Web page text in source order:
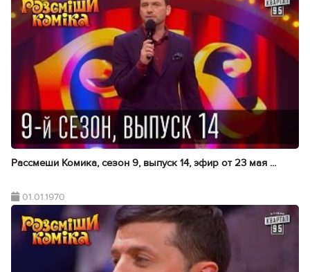
Рассмеши Комика, сезон 9, выпуск 14, эфир от 23 мая ...
01.01.1970